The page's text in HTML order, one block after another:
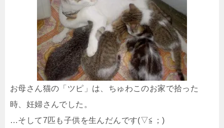
お母さん猫の「ツピ」は、ちゅわこのお家で拾った
時、妊婦さんでした。
…そして7匹も子供を生んだんです(▽≦；)